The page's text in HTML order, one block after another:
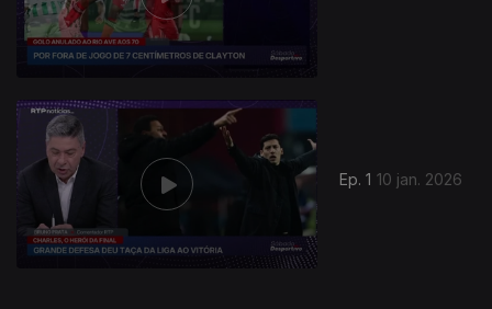
Ep. 1 10 jan. 2026
901485